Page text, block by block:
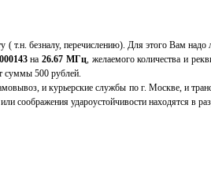
( т.н. безналу, перечислению). Для этого Вам
на26.67 МГц, желаемого количества и
суммы 500 рублей.
и курьерские службы по г. Москве, и
или соображения удароустойчивости находятся в